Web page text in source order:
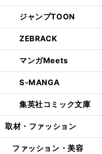
ジャンプTOON
ZEBRACK
マンガMeets
S-MANGA
集英社コミック文庫
取材・ファッション
ファッション・美容